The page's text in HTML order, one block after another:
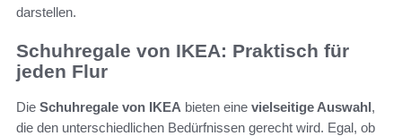
darstellen.
Schuhregale von IKEA: Praktisch für
jeden Flur
Die Schuhregale von IKEA bieten eine vielseitige Auswahl,
die den unterschiedlichen Bedürfnissen gerecht wird. Egal, ob